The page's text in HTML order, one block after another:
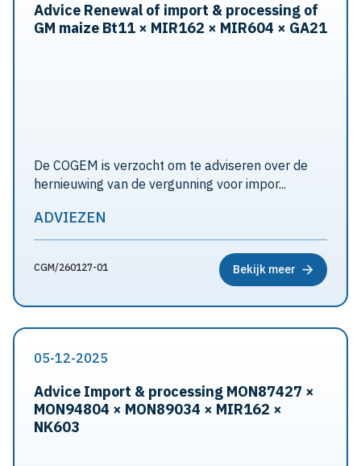
Advice Renewal of import & processing of
GM maize Bt11 × MIR162 × MIR604 × GA21
De COGEM is verzocht om te adviseren over de
hernieuwing van de vergunning voor impor...
ADVIEZEN
CGM/260127-01 Bekijk meer
05-12-2025
Advice Import & processing MON87427 ×
MON94804 × MON89034 × MIR162 ×
NK603